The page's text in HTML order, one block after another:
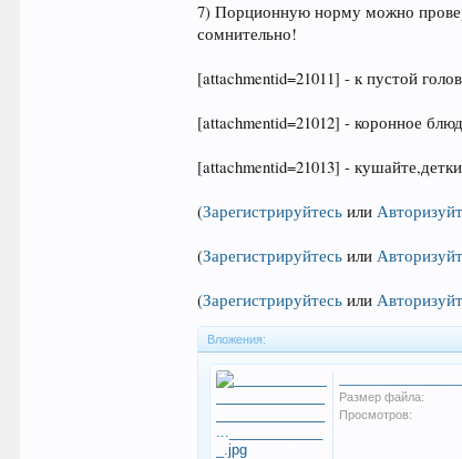
7) Порционную норму можно
сомнительно!
[attachmentid=21011] - к пустой
[attachmentid=21012] - коронное
[attachmentid=21013] -
(Зарегистрируйтесь или
(Зарегистрируйтесь или
(Зарегистрируйтесь или
Вложения:
Размер файла:
Просмотров: